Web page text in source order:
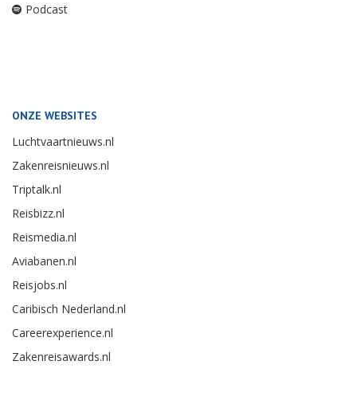
Podcast
ONZE WEBSITES
Luchtvaartnieuws.nl
Zakenreisnieuws.nl
Triptalk.nl
Reisbizz.nl
Reismedia.nl
Aviabanen.nl
Reisjobs.nl
Caribisch Nederland.nl
Careerexperience.nl
Zakenreisawards.nl